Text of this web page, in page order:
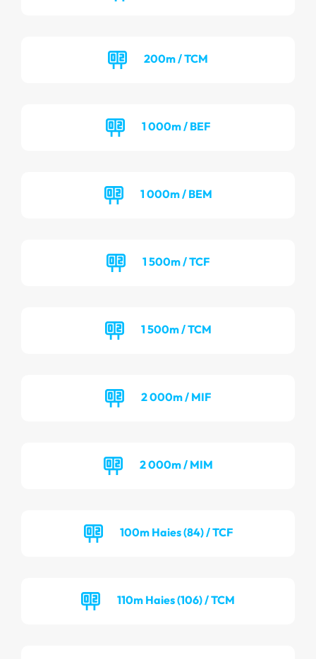
200m / TCM
1 000m / BEF
1 000m / BEM
1 500m / TCF
1 500m / TCM
2 000m / MIF
2 000m / MIM
100m Haies (84) / TCF
110m Haies (106) / TCM